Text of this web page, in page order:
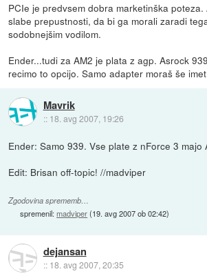
PCIe je predvsem dobra marketinška
slabe prepustnosti, da bi ga morali zaradi
sodobnejšim vodilom.
Ender...tudi za AM2 je plata z agp. Asrock
recimo to opcijo. Samo adapter moraš še
Mavrik
:: 18. avg 2007, 19:26
Ender: Samo 939. Vse plate z nForce 3 majo
Edit: Brisan off-topic! //madviper
Zgodovina sprememb…
spremenil:madviper(19. avg 2007 ob 02:42)
dejansan
:: 18. avg 2007, 20:35